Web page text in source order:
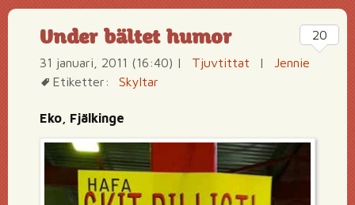
Under bältet humor
31 januari, 2011 (16:40) | Tjuvtittat |
Jennie
Etiketter:
Skyltar
Eko, Fjälkinge
20